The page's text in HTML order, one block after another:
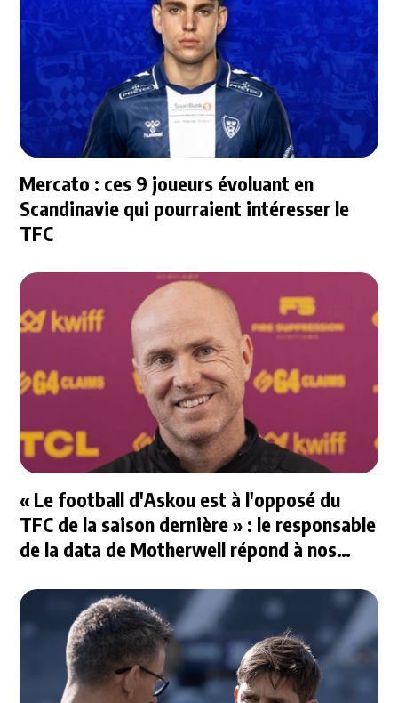
Mercato : ces 9 joueurs évoluant en
Scandinavie qui pourraient intéresser le
TFC
« Le football d'Askou est à l'opposé du
TFC de la saison dernière » : le responsable
de la data de Motherwell répond à nos